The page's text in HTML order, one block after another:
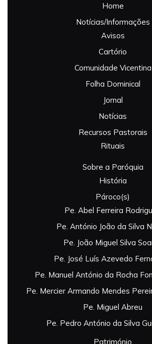
Home
Notícias/Informações
Avisos
Cartório
Comunidade Vicentina
Folha Dominical
Jornal
Notícias
Recursos Pastorais
Rituais
Sobre a Paróquia
História
Pároco(s)
Pe. Abel Ferreira
Pe. António João da Silva
Pe. João Miguel Silva
Pe. José Luís Azevedo
Pe. Manuel António da Rocha
Pe. Mercier Armando Mendes
Pe. Miguel Abreu
Pe. Pedro António da Silva
Património